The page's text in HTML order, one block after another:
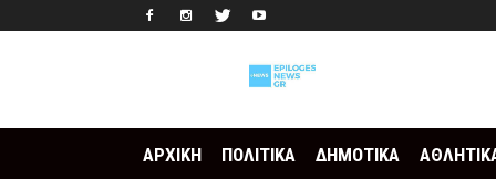
ΑΡΧΙΚΗ ΠΟΛΙΤΙΚΑ ΔΗΜΟΤΙΚΑ